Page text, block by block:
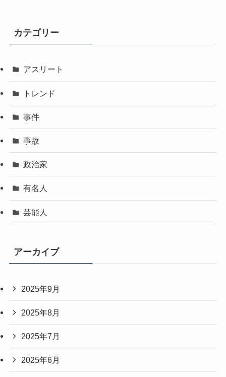
カテゴリー
アスリート
トレンド
事件
事故
政治家
有名人
芸能人
アーカイブ
2025年9月
2025年8月
2025年7月
2025年6月